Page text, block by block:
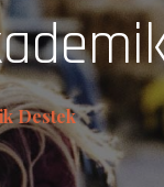
Destek